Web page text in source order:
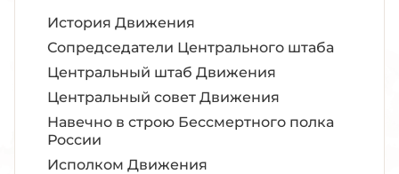
История Движения
Сопредседатели Центрального штаба
Центральный штаб Движения
Центральный совет Движения
Навечно в строю Бессмертного полка
России
Исполком Движения